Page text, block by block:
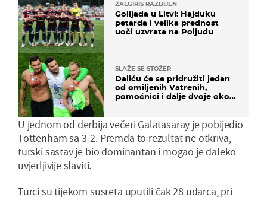
ŽALGIRIS RAZBIJEN
Golijada u Litvi: Hajduku
petarda i velika prednost
uoči uzvrata na Poljudu
SLAŽE SE STOŽER
Daliću će se pridružiti jedan
od omiljenih Vatrenih,
pomoćnici i dalje dvoje oko
U jednom od derbija večeri Galatasaray je pobijedio
Tottenham sa 3-2. Premda to rezultat ne otkriva,
turski sastav je bio dominantan i mogao je daleko
uvjerljivije slaviti.
Turci su tijekom susreta uputili čak 28 udarca, pri